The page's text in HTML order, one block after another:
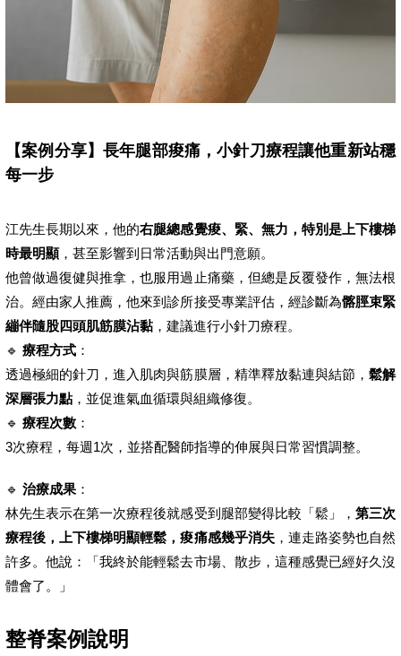
【案例分享】長年腿部痠痛，小針刀療程讓他重新站穩
每一步
江先生長期以來，他的右腿總感覺痠、緊、無力，特別是上下樓梯
時最明顯，甚至影響到日常活動與出門意願。
他曾做過復健與推拿，也服用過止痛藥，但總是反覆發作，無法根
治。經由家人推薦，他來到診所接受專業評估，經診斷為髂脛束緊
繃伴隨股四頭肌筋膜沾黏 ，建議進行小針刀療程。
🔹 療程方式 ：
透過極細的針刀，進入肌肉與筋膜層，精準釋放黏連與結節， 鬆解
深層張力點 ，並促進氣血循環與組織修復。
🔹 療程次數 ：
3次療程，每週1次，並搭配醫師指導的伸展與日常習慣調整。
🔹 治療成果 ：
林先生表示在第一次療程後就感受到腿部變得比較「鬆」， 第三次
療程後，上下樓梯明顯輕鬆，痠痛感幾乎消失，連走路姿勢也自然
許多。他說：「我終於能輕鬆去市場、散步，這種感覺已經好久沒
體會了。」
整脊案例說明